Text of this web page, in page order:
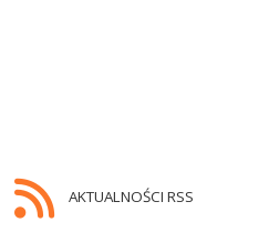
AKTUALNOŚCI RSS